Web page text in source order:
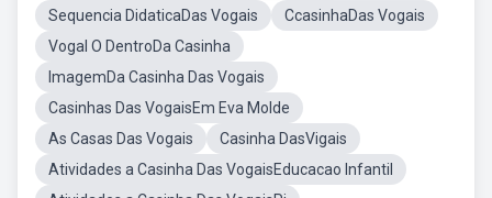
Sequencia DidaticaDas Vogais
CcasinhaDas Vogais
Vogal O DentroDa Casinha
ImagemDa Casinha Das Vogais
Casinhas Das VogaisEm Eva Molde
As Casas Das Vogais
Casinha DasVigais
Atividades a Casinha Das VogaisEducacao Infantil